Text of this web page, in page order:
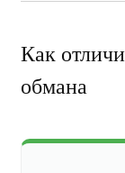
Как
обмана